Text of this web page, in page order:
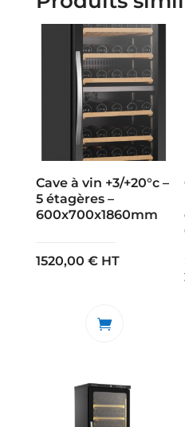
Cave à vin +3/+20°c –
5 étagères –
600x700x1860mm
1520,00 € HT